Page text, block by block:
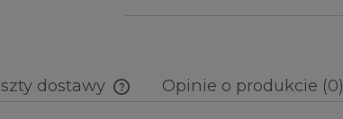
dostawy Opinie o produkcie (0)